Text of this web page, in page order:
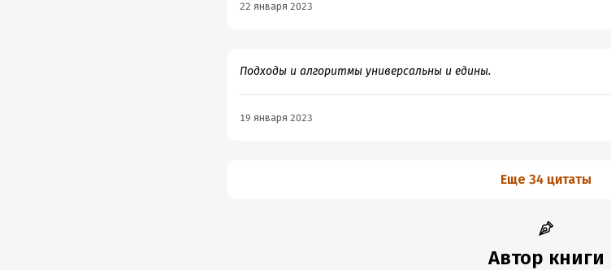
22 января 2023
Подходы и алгоритмы универсальны и едины.
19 января 2023
Еще 34 цитаты
Автор книги